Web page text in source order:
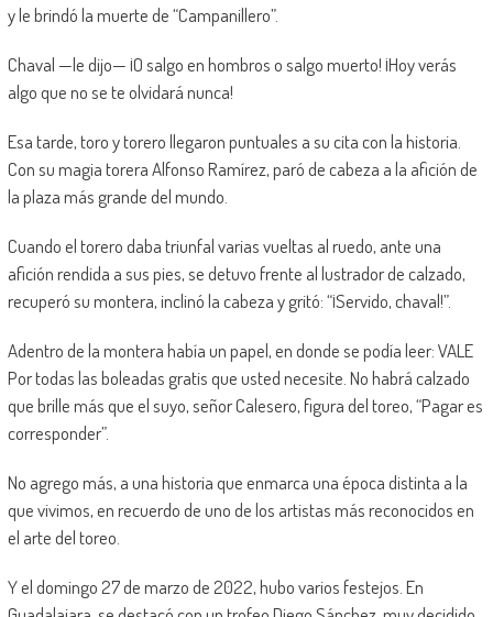
y le brindó la muerte de “Campanillero”.
Chaval —le dijo— ¡O salgo en hombros o salgo muerto! ¡Hoy verás
algo que no se te olvidará nunca!
Esa tarde, toro y torero llegaron puntuales a su cita con la historia.
Con su magia torera Alfonso Ramírez, paró de cabeza a la afición de
la plaza más grande del mundo.
Cuando el torero daba triunfal varias vueltas al ruedo, ante una
afición rendida a sus pies, se detuvo frente al lustrador de calzado,
recuperó su montera, inclinó la cabeza y gritó: “¡Servido, chaval!”.
Adentro de la montera había un papel, en donde se podía leer: VALE
Por todas las boleadas gratis que usted necesite. No habrá calzado
que brille más que el suyo, señor Calesero, figura del toreo, “Pagar es
corresponder”.
No agrego más, a una historia que enmarca una época distinta a la
que vivimos, en recuerdo de uno de los artistas más reconocidos en
el arte del toreo.
Y el domingo 27 de marzo de 2022, hubo varios festejos. En